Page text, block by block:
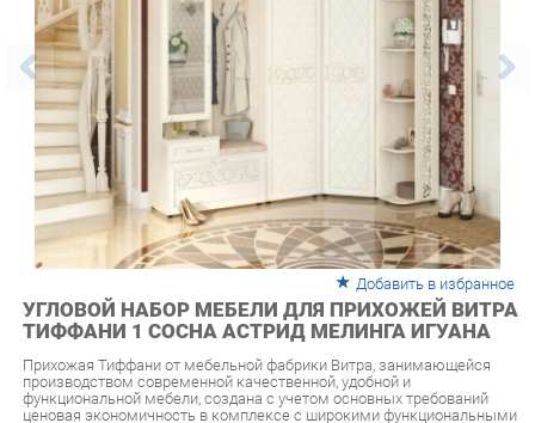
Добавить в избранное
УГЛОВОЙ НАБОР МЕБЕЛИ ДЛЯ ПРИХОЖЕЙ ВИТРА
ТИФФАНИ 1 СОСНА АСТРИД МЕЛИНГА ИГУАНА
Прихожая Тиффани от мебельной фабрики Витра, занимающейся
функциональной мебели, создана с учетом основных требований
ценовая экономичность в комплексе с широкими функциональными
возможностями изделий